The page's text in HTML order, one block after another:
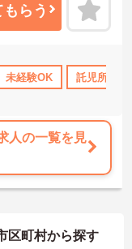
もしっかりとれ、メ
は、面接対策ポイン
らう
未経験OK 託児所・育
人の一覧を見
区町村から探す